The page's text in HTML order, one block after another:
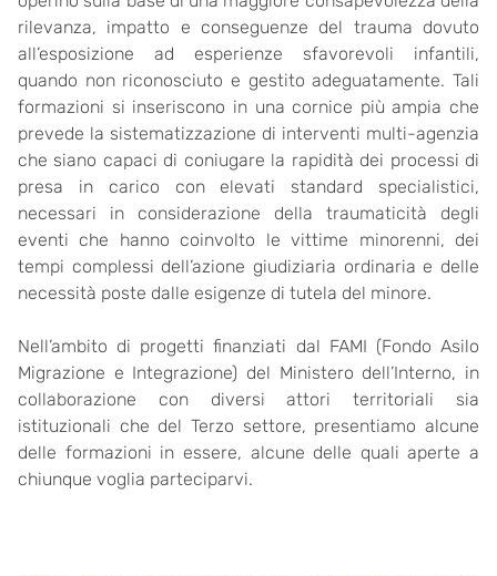
rilevanza, impatto e conseguenze del trauma dovuto
all’esposizione ad esperienze sfavorevoli infantili,
quando non riconosciuto e gestito adeguatamente. Tali
formazioni si inseriscono in una cornice più ampia che
prevede la sistematizzazione di interventi multi-agenzia
che siano capaci di coniugare la rapidità dei processi di
presa in carico con elevati standard specialistici,
necessari in considerazione della traumaticità degli
eventi che hanno coinvolto le vittime minorenni, dei
tempi complessi dell’azione giudiziaria ordinaria e delle
necessità poste dalle esigenze di tutela del minore.
Nell’ambito di progetti finanziati dal FAMI (Fondo Asilo
Migrazione e Integrazione) del Ministero dell’Interno, in
collaborazione con diversi attori territoriali sia
istituzionali che del Terzo settore, presentiamo alcune
delle formazioni in essere, alcune delle quali aperte a
chiunque voglia parteciparvi.